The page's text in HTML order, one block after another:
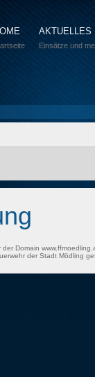
AKTUELLES
Einsätze und
Domain
der Stadt Mödling